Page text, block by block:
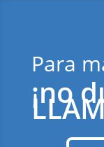
Para
¡no